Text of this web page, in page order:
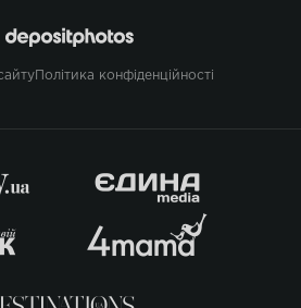
Політика конфіденційності